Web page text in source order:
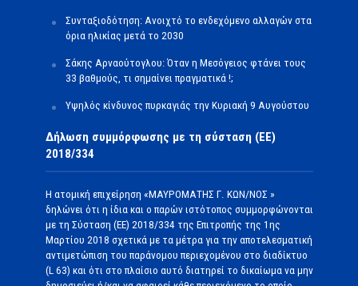
Συνταξιοδότηση: Ανοιχτό το ενδεχόμενο αλλαγών στα
όρια ηλικίας μετά το 2030
Σάκης Αρναούτογλου: Όταν η Μεσόγειος φτάνει τους
33 βαθμούς, τι σημαίνει πραγματικά !;
Υψηλός κίνδυνος πυρκαγιάς την Κυριακή 9 Αυγούστου
Δήλωση συμμόρφωσης με τη σύσταση (ΕΕ)
2018/334
Η ατομική επιχείρηση «ΜΑΥΡΟΜΑΤΗΣ Γ. ΚΩΝ/ΝΟΣ »
δηλώνει ότι η ίδια και ο παρών ιστότοπος συμμορφώνονται
με τη Σύσταση (ΕΕ) 2018/334 της Επιτροπής της 1ης
Μαρτίου 2018 σχετικά με τα μέτρα για την αποτελεσματική
αντιμετώπιση του παράνομου περιεχομένου στο διαδίκτυο
(L 63) και ότι στο πλαίσιο αυτό διατηρεί το δικαίωμα να μην